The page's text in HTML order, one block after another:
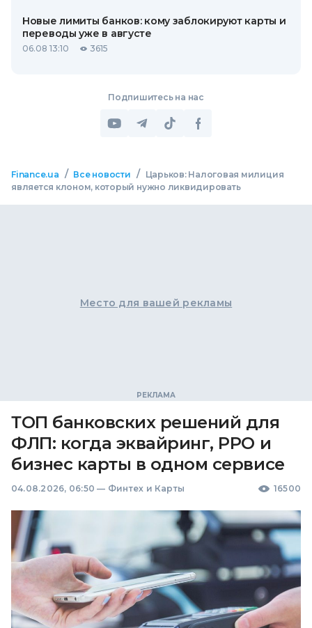
Новые лимиты банков: кому заблокируют карты и
переводы уже в августе
06.08 13:10 3615
Подпишитесь на нас
Finance.ua / Все новости /
Царьков: Налоговая милиция
является клоном, который нужно ликвидировать
Место для вашей рекламы
ТОП банковских решений для
ФЛП: когда эквайринг, РРО и
бизнес карты в одном сервисе
04.08.2026, 06:50 — Финтех и Карты 16500